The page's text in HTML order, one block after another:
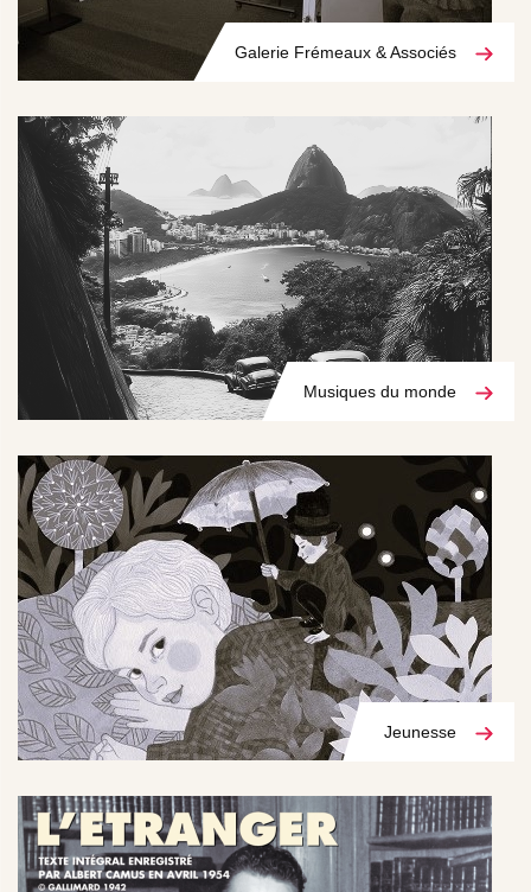
Galerie Frémeaux & Associés
Musiques du monde
Jeunesse